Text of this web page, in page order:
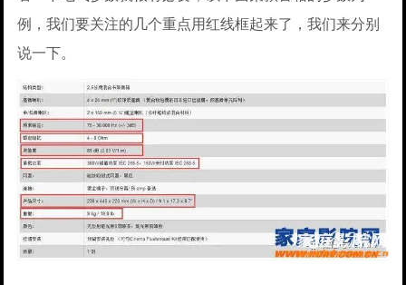
例，我们要关注的几个重点用红线框起来了，我们来分别
说一下。